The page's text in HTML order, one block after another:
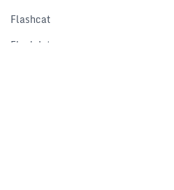
Flashcat
Flashduty